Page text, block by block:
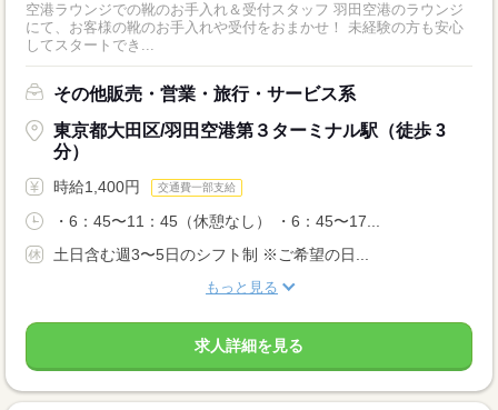
空港ラウンジでの靴のお手入れ＆受付スタッフ 羽田空港のラウンジ
にて、お客様の靴のお手入れや受付をおまかせ！ 未経験の方も安心
してスタートでき...
その他販売・営業・旅行・サービス系
東京都大田区/羽田空港第３ターミナル駅（徒歩 3
分）
時給1,400円 交通費一部支給
・6：45〜11：45（休憩なし） ・6：45〜17...
土日含む週3〜5日のシフト制 ※ご希望の日...
もっと見る
求人詳細を見る